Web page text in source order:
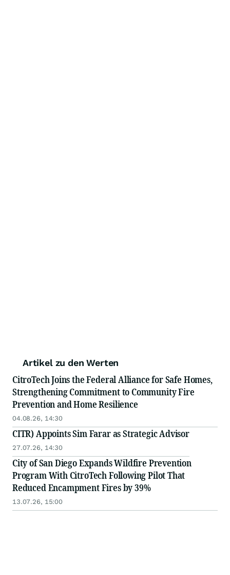
Artikel zu den Werten
CitroTech Joins the Federal Alliance for Safe Homes,
Strengthening Commitment to Community Fire
Prevention and Home Resilience
04.08.26, 14:30
CITR) Appoints Sim Farar as Strategic Advisor
27.07.26, 14:30
City of San Diego Expands Wildfire Prevention
Program With CitroTech Following Pilot That
Reduced Encampment Fires by 39%
13.07.26, 15:00